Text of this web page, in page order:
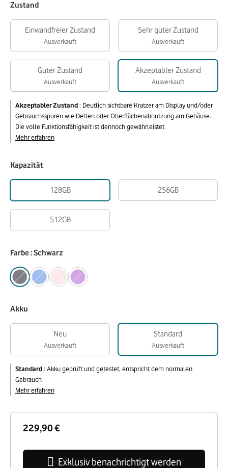
229,90 €
Exklusiv benachrichtigt werden
Zustand
Einwandfreier Zustand
Ausverkauft
Sehr guter Zustand
Ausverkauft
Guter Zustand
Ausverkauft
Akzeptabler Zustand
Ausverkauft
Akzeptabler Zustand: Deutlich sichtbare Kratzer am Display und/oder
Gebrauchsspuren wie Dellen oder Oberflächenabnutzung am Gehäuse.
Die volle Funktionsfähigkeit ist dennoch gewährleistet
Mehr erfahren
Kapazität
128GB 256GB
512GB
Farbe : Schwarz
Akku
Neu
Ausverkauft
Standard
Ausverkauft
Standard: Akku geprüft und getestet, entspricht dem normalen
Gebrauch
Mehr erfahren